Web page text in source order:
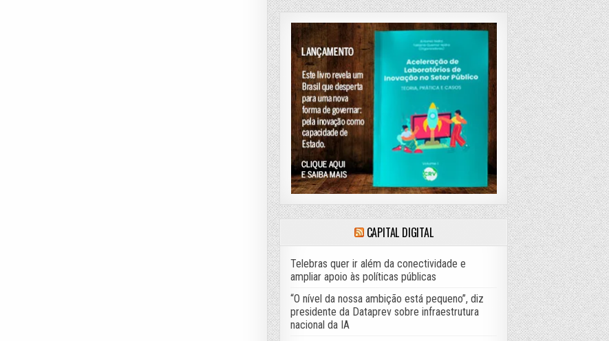
CAPITAL DIGITAL
Telebras quer ir além da conectividade e
ampliar apoio às políticas públicas
“O nível da nossa ambição está pequeno”, diz
presidente da Dataprev sobre infraestrutura
nacional da IA